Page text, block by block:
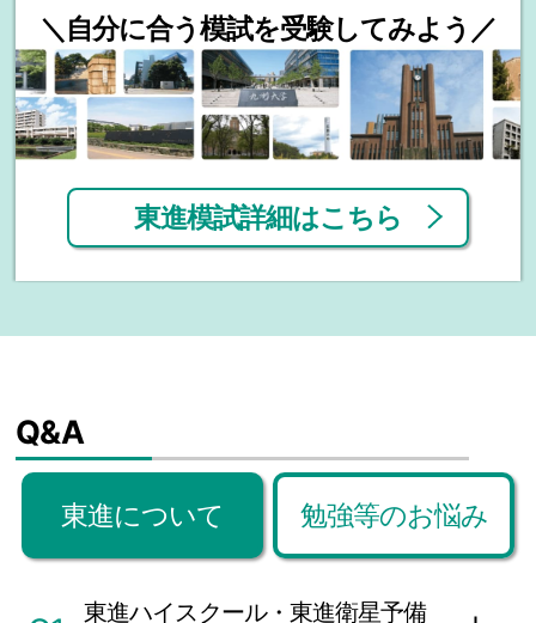
＼自分に合う模試を受験してみよう／
東進模試詳細はこちら
Q&A
勉強等のお悩み
東進について
東進ハイスクール・東進衛星予備